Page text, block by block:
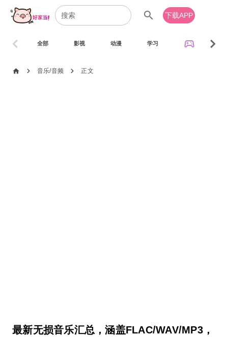
search 下载APP
全部 影视 动漫 学习 sports_esports
chevron_left chevron_right
home chevron_right 音乐/音频 chevron_right 正文
最新无损音乐汇总，涵盖FLAC/WAV/MP3，